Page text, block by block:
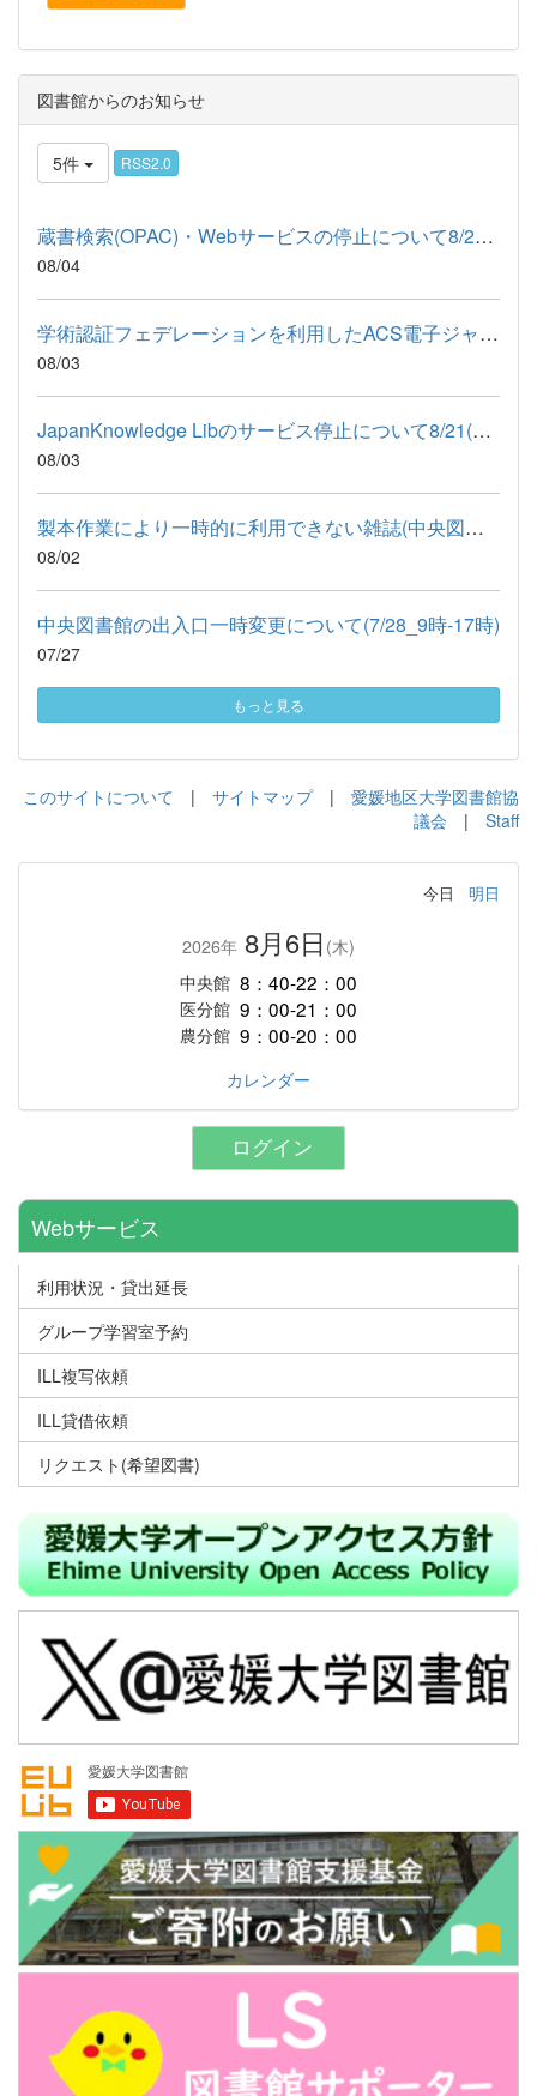
図書館からのお知らせ
5件 RSS2.0
蔵書検索(OPAC)・Webサービスの停止について8/26(水)-27(木)予定
08/04
学術認証フェデレーションを利用したACS電子ジャーナルのアクセス...
08/03
JapanKnowledge Libのサービス停止について8/21(金)-24(月)
08/03
製本作業により一時的に利用できない雑誌(中央図書館)
08/02
中央図書館の出入口一時変更について(7/28_9時-17時)
07/27
もっと見る
このサイトについて | サイトマップ| 愛媛地区大学図書館協
議会 | Staff
今日 明日
2026年 8月6日 (木)
中央館 8：40-22：00
医分館 9：00-21：00
農分館 9：00-20：00
カレンダー
ログイン
Webサービス
利用状況・貸出延長
グループ学習室予約
ILL複写依頼
ILL貸借依頼
リクエスト(希望図書)